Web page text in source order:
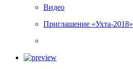
Видео
Приглашение «Ухта-2018»